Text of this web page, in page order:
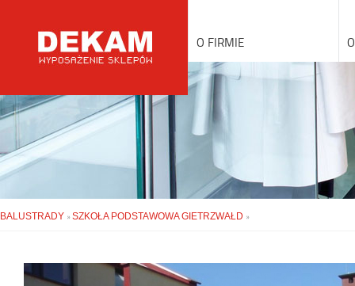
O FIRMIE
BALUSTRADY » SZKOŁA PODSTAWOWA GIETRZWAŁD »